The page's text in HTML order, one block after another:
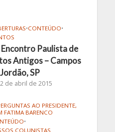
•CONTEÚDO•
Encontro Paulista de
Antigos – Campos
SP
de abril de 2015
AO PRESIDENTE,
FATIMA BARENCO
•
COLUNISTAS